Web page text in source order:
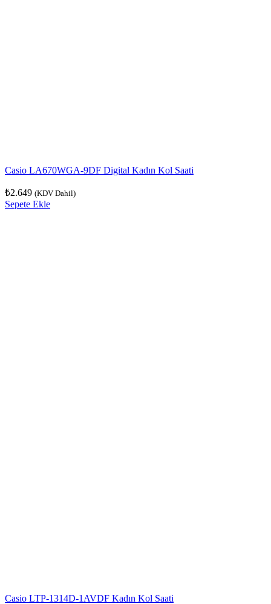
Casio LA670WGA-9DF Digital Kadın Kol Saati
₺2.649 (KDV Dahil)
Sepete Ekle
Casio LTP-1314D-1AVDF Kadın Kol Saati